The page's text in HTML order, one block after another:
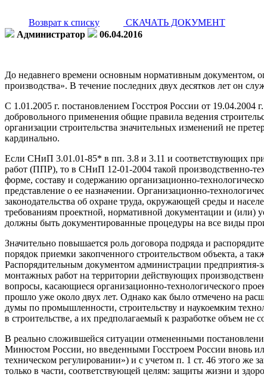
Возврат к списку
СКАЧАТЬ ДОКУМЕНТ
Администратор
06.04.2016
До недавнего времени основным нормативным документом,
производства». В течение последних двух десятков лет он
С 1.01.2005 г. постановлением Госстроя России от
добровольного применения общие правила ведения
организации строительства значительных изменений не
кардинально.
Если СНиП 3.01.01-85* в пп. 3.8 и 3.11 и соответствующих
работ (ППР), то в СНиП 12-01-2004 такой производственно-
форме, составу и содержанию организационно-
представление о ее назначении. Организационно-
законодательства об охране труда, окружающей среды и
требованиям проектной, нормативной документации и (или)
должны быть документированные процедуры на все виды
Значительно повышается роль договора подряда и
порядок приемки закопченного строительством объекта, а
Распорядительным документом администрации предприятия-
монтажных работ на территории действующих
вопросы, касающиеся организационно-технологического
прошло уже около двух лет. Однако как было отмечено на
думы по промышленности, строительству и наукоемким
в строительстве, а их предполагаемый к разработке объем не
В реально сложившейся ситуации отмененными
Минюстом России, но введенными Госстроем России вновь
техническом регулировании») и с учетом п. 1 ст. 46 этого
только в части, соответствующей целям: защиты жизни и